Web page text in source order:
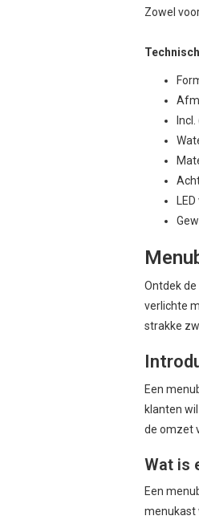
Zowel
Ontdek
verlichte
strakke
Een
klanten
de omzet
Wat is
Een
menukast